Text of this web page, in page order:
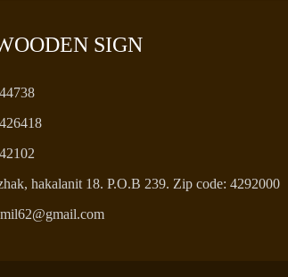
SIGN
hakalanit 18. P.O.B 239. Zip code: 4292000